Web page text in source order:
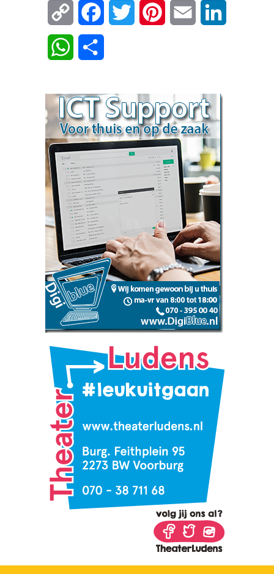
Copy
Link
FacebookTwitter Pinterest Email
WhatsApp